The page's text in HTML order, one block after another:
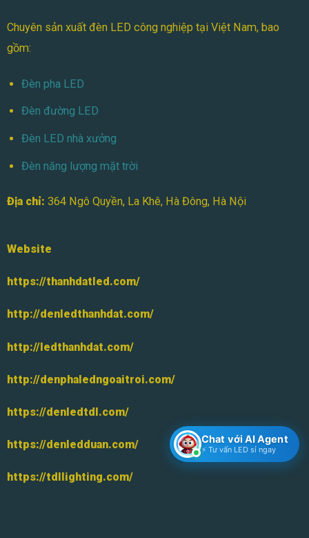
Chuyên sản xuất đèn LED công nghiệp tại Việt Nam, bao
gồm:
Đèn pha LED
Đèn đường LED
Đèn LED nhà xưởng
Đèn năng lượng mặt trời
Địa chỉ: 364 Ngô Quyền, La Khê, Hà Đông, Hà Nội
Website
https://thanhdatled.com/
http://denledthanhdat.com/
http://ledthanhdat.com/
http://denphaledngoaitroi.com/
https://denledtdl.com/
https://denledduan.com/
https://tdllighting.com/
Chat với AI Agent
⚡ Tư vấn LED sỉ ngay